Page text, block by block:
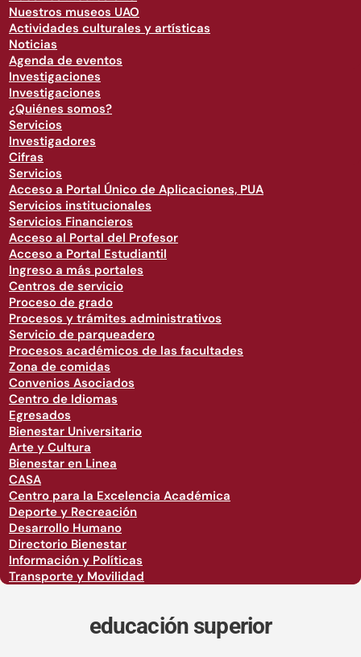
Nuestros museos UAO
Actividades culturales y artísticas
Noticias
Agenda de eventos
Investigaciones
Investigaciones
¿Quiénes somos?
Servicios
Investigadores
Cifras
Servicios
Acceso a Portal Único de Aplicaciones, PUA
Servicios institucionales
Servicios Financieros
Acceso al Portal del Profesor
Acceso a Portal Estudiantil
Ingreso a más portales
Centros de servicio
Proceso de grado
Procesos y trámites administrativos
Servicio de parqueadero
Procesos académicos de las facultades
Zona de comidas
Convenios Asociados
Centro de Idiomas
Egresados
Bienestar Universitario
Arte y Cultura
Bienestar en Linea
CASA
Centro para la Excelencia Académica
Deporte y Recreación
Desarrollo Humano
Directorio Bienestar
Información y Políticas
Transporte y Movilidad
educación superior